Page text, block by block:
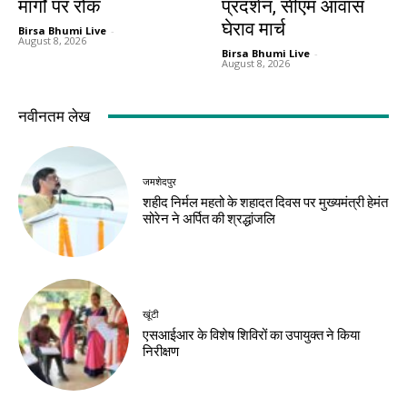
मार्गों पर रोक
Birsa Bhumi Live -
August 8, 2026
प्रदर्शन, सीएम आवास
घेराव मार्च
Birsa Bhumi Live -
August 8, 2026
नवीनतम लेख
जमशेदपुर
शहीद निर्मल महतो के शहादत दिवस पर मुख्यमंत्री हेमंत
सोरेन ने अर्पित की श्रद्धांजलि
खूंटी
एसआईआर के विशेष शिविरों का उपायुक्त ने किया
निरीक्षण